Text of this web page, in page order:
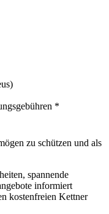
*
zu schützen und als
spannende
informiert
kostenfreien Kettner